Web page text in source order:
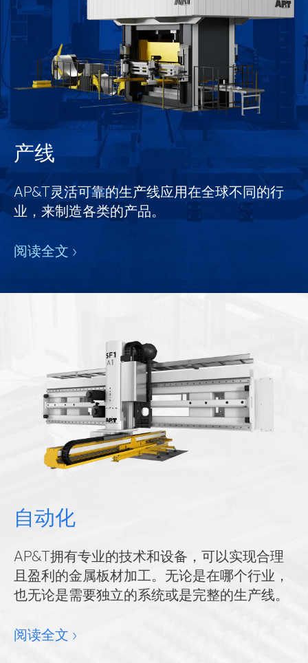
产线
AP&T灵活可靠的生产线应用在全球不同的行
业，来制造各类的产品。
阅读全文 ›
自动化
AP&T拥有专业的技术和设备，可以实现合理
且盈利的金属板材加工。无论是在哪个行业，
也无论是需要独立的系统或是完整的生产线。
阅读全文 ›